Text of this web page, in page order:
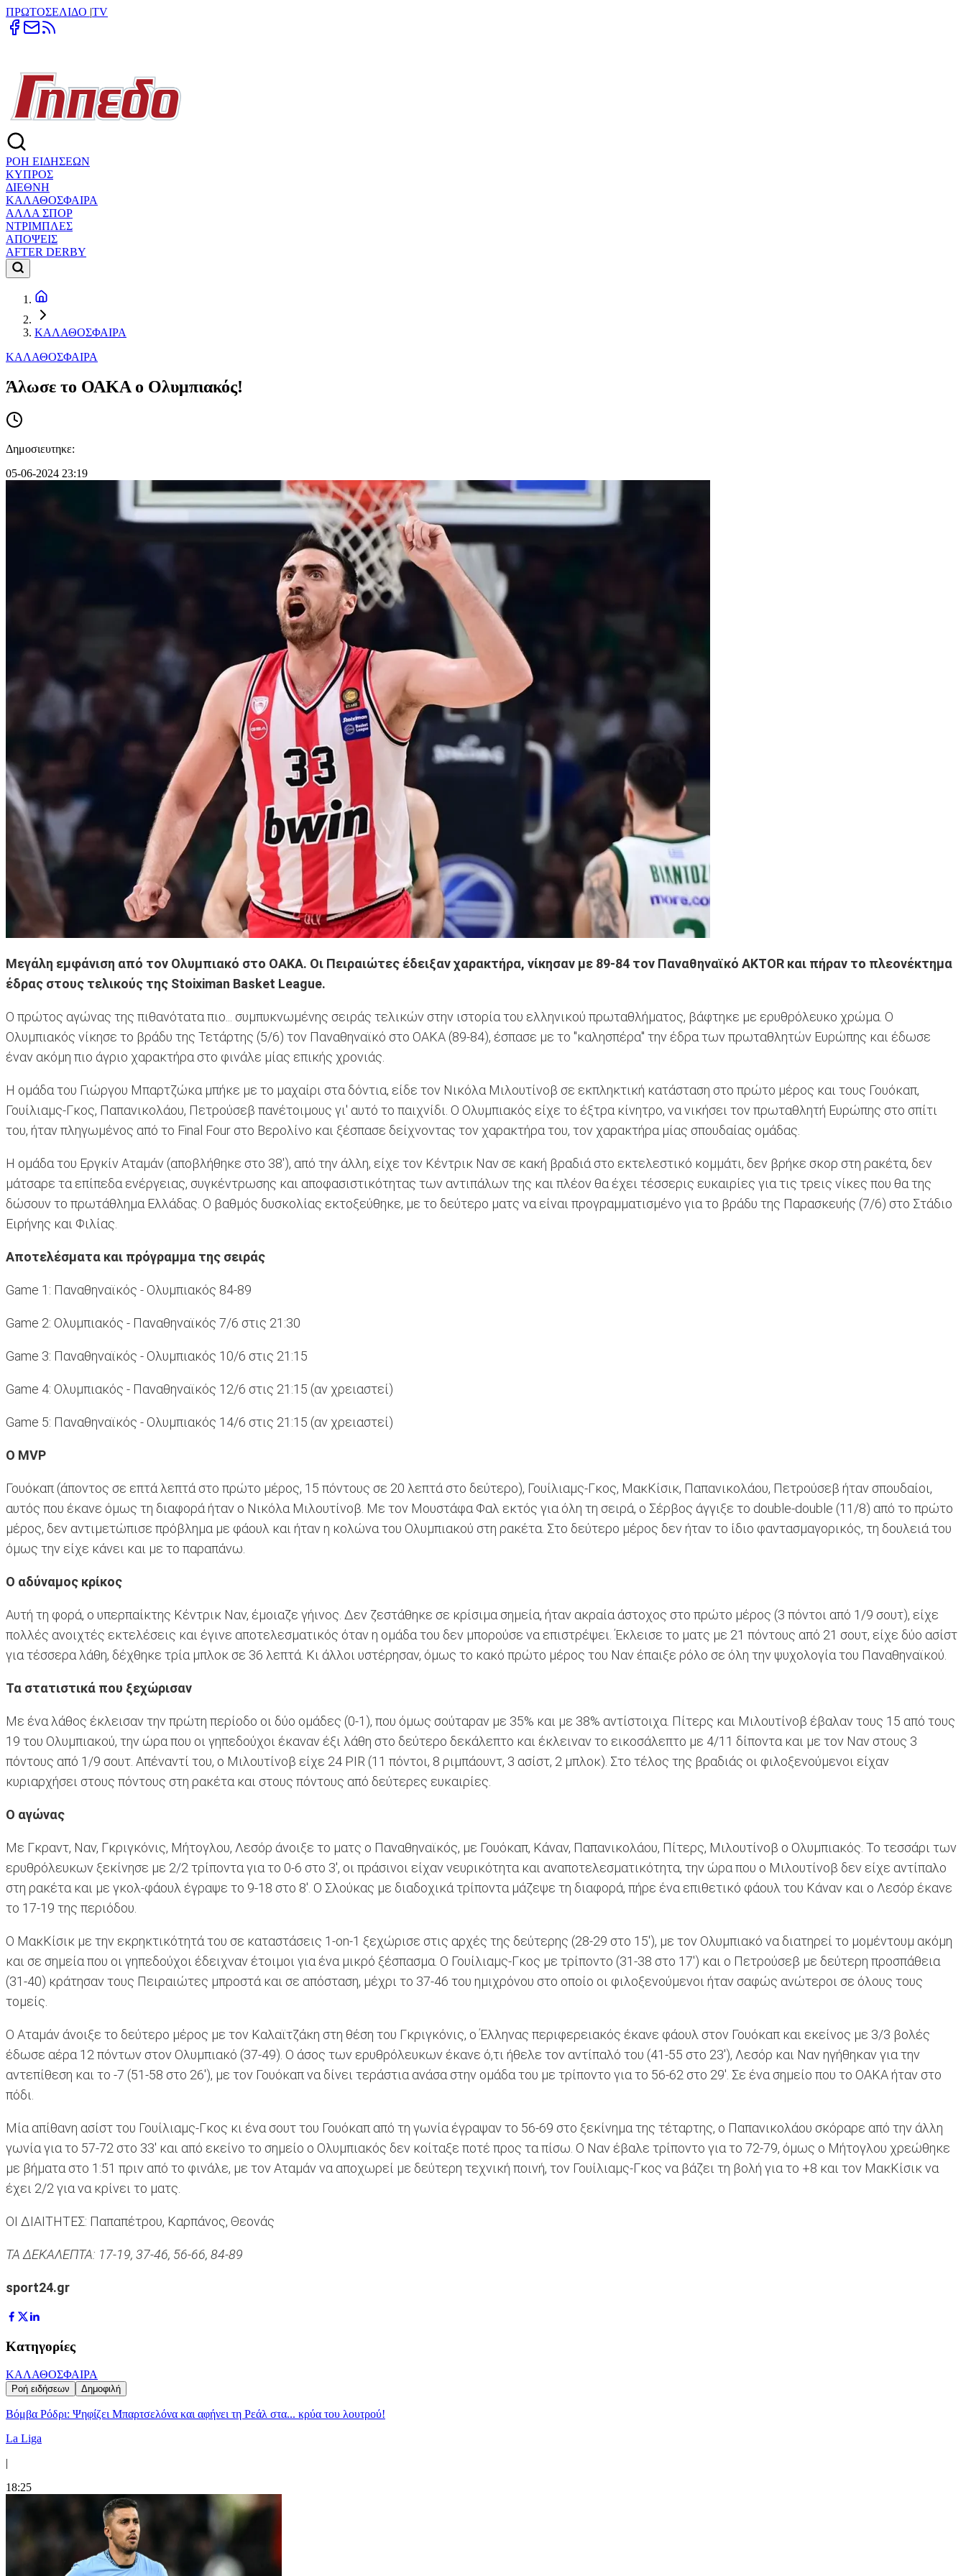
ΠΡΩΤΟΣΕΛΙΔΟ |TV
ΡΟΗ ΕΙΔΗΣΕΩΝ
ΚΥΠΡΟΣ
ΔΙΕΘΝΗ
ΚΑΛΑΘΟΣΦΑΙΡΑ
ΑΛΛΑ ΣΠΟΡ
ΝΤΡΙΜΠΛΕΣ
ΑΠΟΨΕΙΣ
AFTER DERBY
ΚΑΛΑΘΟΣΦΑΙΡΑ
ΚΑΛΑΘΟΣΦΑΙΡΑ
Άλωσε το ΟΑΚΑ ο Ολυμπιακός!
Δημοσιευτηκε:
05-06-2024 23:19
Μεγάλη εμφάνιση από τον Ολυμπιακό στο ΟΑΚΑ. Οι Πειραιώτες έδειξαν χαρακτήρα, νίκησαν με 89-84 τον Παναθηναϊκό AKTOR και πήραν το πλεονέκτημα
έδρας στους τελικούς της Stoiximan Basket League.
Ο πρώτος αγώνας της πιθανότατα πιο... συμπυκνωμένης σειράς τελικών στην ιστορία του ελληνικού πρωταθλήματος, βάφτηκε με ερυθρόλευκο χρώμα. Ο
Ολυμπιακός νίκησε το βράδυ της Τετάρτης (5/6) τον Παναθηναϊκό στο ΟΑΚΑ (89-84), έσπασε με το "καλησπέρα" την έδρα των πρωταθλητών Ευρώπης και έδωσε
έναν ακόμη πιο άγριο χαρακτήρα στο φινάλε μίας επικής χρονιάς.
Η ομάδα του Γιώργου Μπαρτζώκα μπήκε με το μαχαίρι στα δόντια, είδε τον Νικόλα Μιλουτίνοβ σε εκπληκτική κατάσταση στο πρώτο μέρος και τους Γουόκαπ,
Γουίλιαμς-Γκος, Παπανικολάου, Πετρούσεβ πανέτοιμους γι' αυτό το παιχνίδι. Ο Ολυμπιακός είχε το έξτρα κίνητρο, να νικήσει τον πρωταθλητή Ευρώπης στο σπίτι
του, ήταν πληγωμένος από το Final Four στο Βερολίνο και ξέσπασε δείχνοντας τον χαρακτήρα του, τον χαρακτήρα μίας σπουδαίας ομάδας.
Η ομάδα του Εργκίν Αταμάν (αποβλήθηκε στο 38'), από την άλλη, είχε τον Κέντρικ Ναν σε κακή βραδιά στο εκτελεστικό κομμάτι, δεν βρήκε σκορ στη ρακέτα, δεν
μάτσαρε τα επίπεδα ενέργειας, συγκέντρωσης και αποφασιστικότητας των αντιπάλων της και πλέον θα έχει τέσσερις ευκαιρίες για τις τρεις νίκες που θα της
δώσουν το πρωτάθλημα Ελλάδας. Ο βαθμός δυσκολίας εκτοξεύθηκε, με το δεύτερο ματς να είναι προγραμματισμένο για το βράδυ της Παρασκευής (7/6) στο Στάδιο
Ειρήνης και Φιλίας.
Αποτελέσματα και πρόγραμμα της σειράς
Game 1: Παναθηναϊκός - Ολυμπιακός 84-89
Game 2: Ολυμπιακός - Παναθηναϊκός 7/6 στις 21:30
Game 3: Παναθηναϊκός - Ολυμπιακός 10/6 στις 21:15
Game 4: Ολυμπιακός - Παναθηναϊκός 12/6 στις 21:15 (αν χρειαστεί)
Game 5: Παναθηναϊκός - Ολυμπιακός 14/6 στις 21:15 (αν χρειαστεί)
Ο MVP
Γουόκαπ (άποντος σε επτά λεπτά στο πρώτο μέρος, 15 πόντους σε 20 λεπτά στο δεύτερο), Γουίλιαμς-Γκος, ΜακΚίσικ, Παπανικολάου, Πετρούσεβ ήταν σπουδαίοι,
αυτός που έκανε όμως τη διαφορά ήταν ο Νικόλα Μιλουτίνοβ. Με τον Μουστάφα Φαλ εκτός για όλη τη σειρά, ο Σέρβος άγγιξε το double-double (11/8) από το πρώτο
μέρος, δεν αντιμετώπισε πρόβλημα με φάουλ και ήταν η κολώνα του Ολυμπιακού στη ρακέτα. Στο δεύτερο μέρος δεν ήταν το ίδιο φαντασμαγορικός, τη δουλειά του
όμως την είχε κάνει και με το παραπάνω.
Ο αδύναμος κρίκος
Αυτή τη φορά, ο υπερπαίκτης Κέντρικ Ναν, έμοιαζε γήινος. Δεν ζεστάθηκε σε κρίσιμα σημεία, ήταν ακραία άστοχος στο πρώτο μέρος (3 πόντοι από 1/9 σουτ), είχε
πολλές ανοιχτές εκτελέσεις και έγινε αποτελεσματικός όταν η ομάδα του δεν μπορούσε να επιστρέψει. Έκλεισε το ματς με 21 πόντους από 21 σουτ, είχε δύο ασίστ
για τέσσερα λάθη, δέχθηκε τρία μπλοκ σε 36 λεπτά. Κι άλλοι υστέρησαν, όμως το κακό πρώτο μέρος του Ναν έπαιξε ρόλο σε όλη την ψυχολογία του Παναθηναϊκού.
Τα στατιστικά που ξεχώρισαν
Με ένα λάθος έκλεισαν την πρώτη περίοδο οι δύο ομάδες (0-1), που όμως σούταραν με 35% και με 38% αντίστοιχα. Πίτερς και Μιλουτίνοβ έβαλαν τους 15 από τους
19 του Ολυμπιακού, την ώρα που οι γηπεδούχοι έκαναν έξι λάθη στο δεύτερο δεκάλεπτο και έκλειναν το εικοσάλεπτο με 4/11 δίποντα και με τον Ναν στους 3
πόντους από 1/9 σουτ. Απέναντί του, ο Μιλουτίνοβ είχε 24 PIR (11 πόντοι, 8 ριμπάουντ, 3 ασίστ, 2 μπλοκ). Στο τέλος της βραδιάς οι φιλοξενούμενοι είχαν
κυριαρχήσει στους πόντους στη ρακέτα και στους πόντους από δεύτερες ευκαιρίες.
Ο αγώνας
Με Γκραντ, Ναν, Γκριγκόνις, Μήτογλου, Λεσόρ άνοιξε το ματς ο Παναθηναϊκός, με Γουόκαπ, Κάναν, Παπανικολάου, Πίτερς, Μιλουτίνοβ ο Ολυμπιακός. Το τεσσάρι των
ερυθρόλευκων ξεκίνησε με 2/2 τρίποντα για το 0-6 στο 3', οι πράσινοι είχαν νευρικότητα και αναποτελεσματικότητα, την ώρα που ο Μιλουτίνοβ δεν είχε αντίπαλο
στη ρακέτα και με γκολ-φάουλ έγραψε το 9-18 στο 8'. Ο Σλούκας με διαδοχικά τρίποντα μάζεψε τη διαφορά, πήρε ένα επιθετικό φάουλ του Κάναν και ο Λεσόρ έκανε
το 17-19 της περιόδου.
Ο ΜακΚίσικ με την εκρηκτικότητά του σε καταστάσεις 1-on-1 ξεχώρισε στις αρχές της δεύτερης (28-29 στο 15'), με τον Ολυμπιακό να διατηρεί το μομέντουμ ακόμη
και σε σημεία που οι γηπεδούχοι έδειχναν έτοιμοι για ένα μικρό ξέσπασμα. Ο Γουίλιαμς-Γκος με τρίποντο (31-38 στο 17') και ο Πετρούσεβ με δεύτερη προσπάθεια
(31-40) κράτησαν τους Πειραιώτες μπροστά και σε απόσταση, μέχρι το 37-46 του ημιχρόνου στο οποίο οι φιλοξενούμενοι ήταν σαφώς ανώτεροι σε όλους τους
τομείς.
Ο Αταμάν άνοιξε το δεύτερο μέρος με τον Καλαϊτζάκη στη θέση του Γκριγκόνις, ο Έλληνας περιφερειακός έκανε φάουλ στον Γουόκαπ και εκείνος με 3/3 βολές
έδωσε αέρα 12 πόντων στον Ολυμπιακό (37-49). Ο άσος των ερυθρόλευκων έκανε ό,τι ήθελε τον αντίπαλό του (41-55 στο 23'), Λεσόρ και Ναν ηγήθηκαν για την
αντεπίθεση και το -7 (51-58 στο 26'), με τον Γουόκαπ να δίνει τεράστια ανάσα στην ομάδα του με τρίποντο για το 56-62 στο 29'. Σε ένα σημείο που το ΟΑΚΑ ήταν στο
πόδι.
Μία απίθανη ασίστ του Γουίλιαμς-Γκος κι ένα σουτ του Γουόκαπ από τη γωνία έγραψαν το 56-69 στο ξεκίνημα της τέταρτης, ο Παπανικολάου σκόραρε από την άλλη
γωνία για το 57-72 στο 33' και από εκείνο το σημείο ο Ολυμπιακός δεν κοίταξε ποτέ προς τα πίσω. Ο Ναν έβαλε τρίποντο για το 72-79, όμως ο Μήτογλου χρεώθηκε
με βήματα στο 1:51 πριν από το φινάλε, με τον Αταμάν να αποχωρεί με δεύτερη τεχνική ποινή, τον Γουίλιαμς-Γκος να βάζει τη βολή για το +8 και τον ΜακΚίσικ να
έχει 2/2 για να κρίνει το ματς.
ΟΙ ΔΙΑΙΤΗΤΕΣ: Παπαπέτρου, Καρπάνος, Θεονάς
ΤΑ ΔΕΚΑΛΕΠΤΑ: 17-19, 37-46, 56-66, 84-89
sport24.gr
Κατηγορίες
ΚΑΛΑΘΟΣΦΑΙΡΑ
Ροή ειδήσεων Δημοφιλή
Βόμβα Ρόδρι: Ψηφίζει Μπαρτσελόνα και αφήνει τη Ρεάλ στα... κρύα του λουτρού!
La Liga
|
18:25